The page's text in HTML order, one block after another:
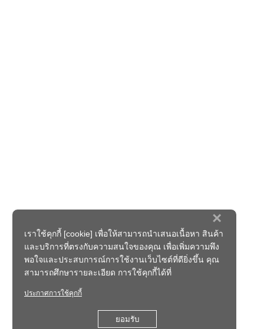
×
เราใช้คุกกี้ [cookie] เพื่อให้สามารถนำเสนอเนื้อหา สินค้า
และบริการที่ตรงกับความสนใจของคุณ เพื่อเพิ่มความพึง
พอใจและประสบการณ์การใช้งานเว็บไซต์ที่ดียิ่งขึ้น คุณ
สามารถศึกษารายละเอียด การใช้คุกกี้ได้ที่
ประกาศการใช้คุกกี้
ยอมรับ